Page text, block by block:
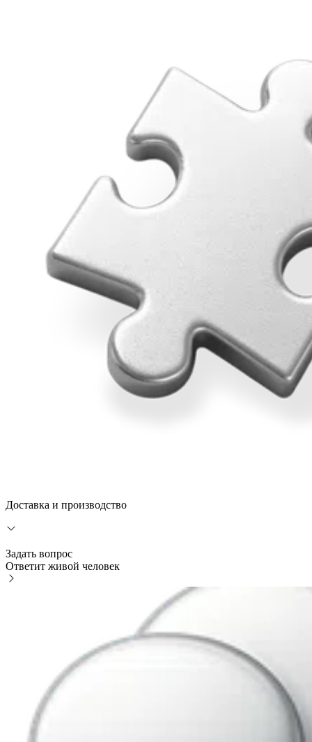
Доставка и производство
Задать вопрос
Ответит живой человек